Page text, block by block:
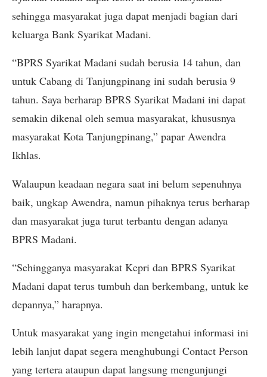
sehingga masyarakat juga dapat menjadi bagian dari
keluarga Bank Syarikat Madani.
“BPRS Syarikat Madani sudah berusia 14 tahun, dan
untuk Cabang di Tanjungpinang ini sudah berusia 9
tahun. Saya berharap BPRS Syarikat Madani ini dapat
semakin dikenal oleh semua masyarakat, khususnya
masyarakat Kota Tanjungpinang,” papar Awendra
Ikhlas.
Walaupun keadaan negara saat ini belum sepenuhnya
baik, ungkap Awendra, namun pihaknya terus berharap
dan masyarakat juga turut terbantu dengan adanya
BPRS Madani.
“Sehingganya masyarakat Kepri dan BPRS Syarikat
Madani dapat terus tumbuh dan berkembang, untuk ke
depannya,” harapnya.
Untuk masyarakat yang ingin mengetahui informasi ini
lebih lanjut dapat segera menghubungi Contact Person
yang tertera ataupun dapat langsung mengunjungi